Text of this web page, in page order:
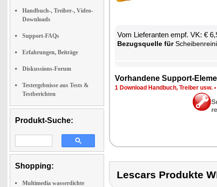
Handbuch-, Treiber-, Video-
Downloads
Support-FAQs
Erfahrungen, Beiträge
Diskussions-Forum
Testergebnisse aus Tests &
Testberichten
Produkt-Suche:
Shopping:
Multimedia wasserdichte
Vom Lie­fe­ran­ten empf. VK: €
Be­zugs­quel­le für
Vor­han­de­ne Sup­port-
1 Down­load Hand­buch, Trei­ber usw. •
Lescars Produkte